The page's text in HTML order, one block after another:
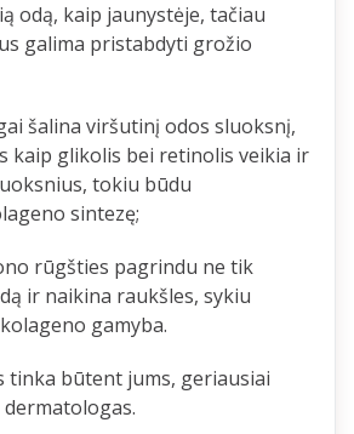
odą, kaip jaunystėje, tačiau
galima pristabdyti grožio
šalina viršutinį odos sluoksnį,
kaip glikolis bei retinolis veikia ir
tokiu būdu
sintezę;
rūgšties pagrindu ne tik
ir naikina raukšles, sykiu
gamyba.
tinka būtent jums, geriausiai